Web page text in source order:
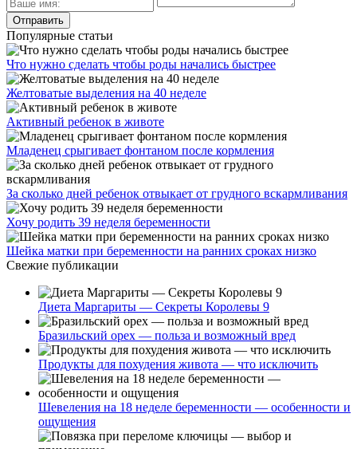
Популярные статьи
Что нужно сделать чтобы роды начались быстрее
Желтоватые выделения на 40 неделе
Активный ребенок в животе
Младенец срыгивает фонтаном после кормления
За сколько дней ребенок отвыкает от грудного вскармливания
Хочу родить 39 неделя беременности
Шейка матки при беременности на ранних сроках низко
Свежие публикации
Диета Маргариты — Секреты Королевы 9
Бразильский орех — польза и возможный вред
Продукты для похудения живота — что исключить
Шевеления на 18 неделе беременности — особенности и
ощущения